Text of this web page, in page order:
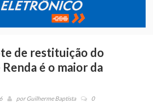
de restituição do
é o maior da
porGuilherme Baptista 0